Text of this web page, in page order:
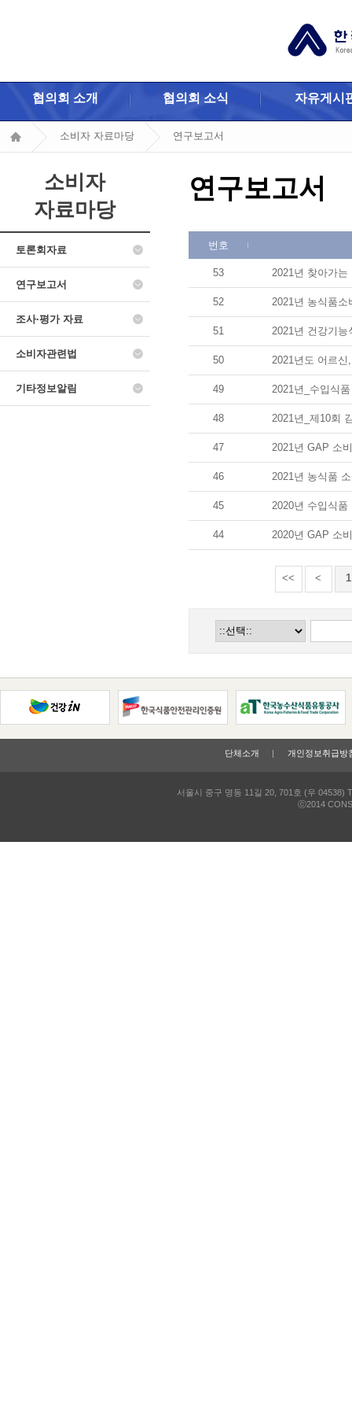
협의회 소개 협의회 소식 자유게시
소비자 자료마당 연구보고서
소비자
자료마당
토론회자료
연구보고서
조사·평가 자료
소비자관련법
기타정보알림
연구보고서
번호
<< < 1
53 2021년 찾아가
52 2021년 농식품
51 2021년 건강기
50 2021년도 어르
49 2021년_수입식
48 2021년_제10회
47 2021년 GAP 소
46 2021년 농식품
45 2020년 수입식품
44 2020년 GAP 소
단체소개 개인정보취급방
서울시 중구 명동 11길 20, 701호 (우 04538)
ⓒ2014